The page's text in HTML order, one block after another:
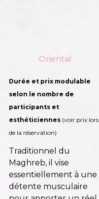
Oriental
Durée et prix modulable
selon le nombre de
participants et
esthéticiennes(voir prix lors
de la réservation)
Traditionnel du
Maghreb, il vise
essentiellement à une
détente musculaire